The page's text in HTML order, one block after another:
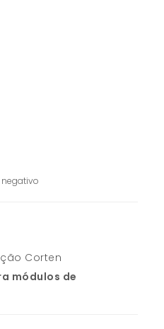
Corten
módulos de